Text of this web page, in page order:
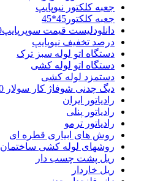
جعبه کلکتور نیوپایپ
جعبه کلکتور45*45
دانلودلیست قیمت سوپرپایپ99
درصد تخفیف نیوپایپ
دستگاه اتو لوله سبز ترک
دستگاه اتو لوله کشی
دستمزد لوله کشی
دیگ چدنی شوفاژ کار سولار 400
رادیاتور ایران
رادیاتور پنلی
رادیاتور ترمو
روش های ابیاری قطره ای
روشهای لوله کشی ساختمان
ریل پشت چسب دار
ریل خاردار